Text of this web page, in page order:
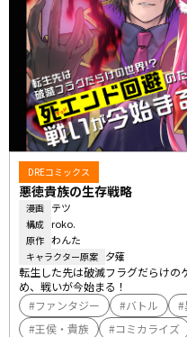
DREコミックス
悪徳貴族の生存戦略
漫画 テツ
構成 roko.
原作 わんた
キャラクター原案 夕薙
転生した先は破滅フラグだらけの
め、戦いが今始まる！
ファンタジー
バトル
王侯・貴族
コミカライズ